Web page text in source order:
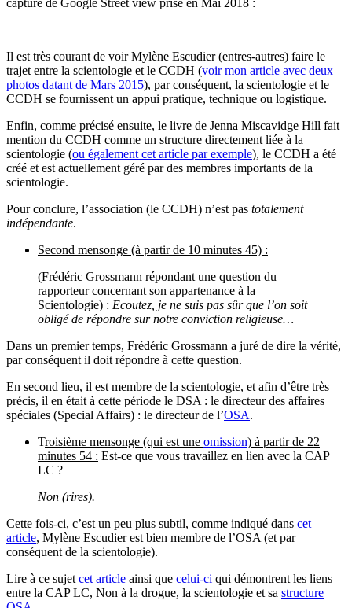
Il est très courant de voir Mylène Escudier (entres-autres) faire le
trajet entre la scientologie et le CCDH (voir mon article avec deux
photos datant de Mars 2015), par conséquent, la scientologie et le
CCDH se fournissent un appui pratique, technique ou logistique.
Enfin, comme précisé ensuite, le livre de Jenna Miscavidge Hill fait
mention du CCDH comme un structure directement liée à la
scientologie (ou également cet article par exemple), le CCDH a été
créé et est actuellement géré par des membres importants de la
scientologie.
Pour conclure, l’association (le CCDH) n’est pas totalement
indépendante.
Second mensonge (à partir de 10 minutes 45) :
(Frédéric Grossmann répondant une question du
rapporteur concernant son appartenance à la
Scientologie) : Ecoutez, je ne suis pas sûr que l’on soit
obligé de répondre sur notre conviction religieuse…
Dans un premier temps, Frédéric Grossmann a juré de dire la vérité,
par conséquent il doit répondre à cette question.
En second lieu, il est membre de la scientologie, et afin d’être très
précis, il en était à cette période le DSA : le directeur des affaires
spéciales (Special Affairs) : le directeur de l’OSA.
Troisième mensonge (qui est une omission) à partir de 22
minutes 54 : Est-ce que vous travaillez en lien avec la CAP
LC ?
Non (rires).
Cette fois-ci, c’est un peu plus subtil, comme indiqué dans cet
article, Mylène Escudier est bien membre de l’OSA (et par
conséquent de la scientologie).
Lire à ce sujet cet article ainsi que celui-ci qui démontrent les liens
entre la CAP LC, Non à la drogue, la scientologie et sa structure